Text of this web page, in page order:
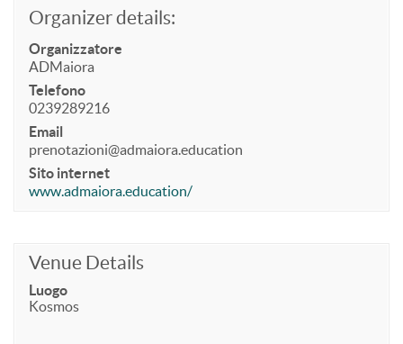
Organizer details:
Organizzatore
ADMaiora
Telefono
0239289216
Email
prenotazioni@admaiora.education
Sito internet
www.admaiora.education/
Venue Details
Luogo
Kosmos